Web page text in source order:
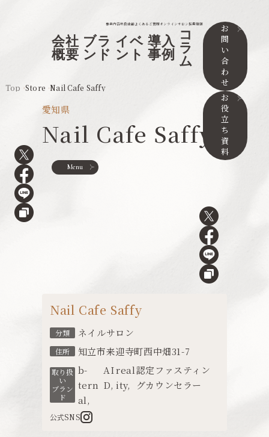
事業内容取扱店舗よくあるご質問オンラインサロン採用情報
会社
概要
ブラ
ンド
イベ
ント
導入
事例
コ
ラ
ム
お
問
い
合
わ
せ
お
役
立
ち
資
料
Menu
Top Store Nail Cafe Saffy
愛知県
Nail Cafe Saffy
Nail Cafe Saffy
分類 ネイルサロン
住所 知立市来迎寺町西中畑31-7
取り扱
い
ブラン
ド
b-
tern
al,
AI
D,
real
ity,
認定ファスティン
グカウンセラー
公式SNS